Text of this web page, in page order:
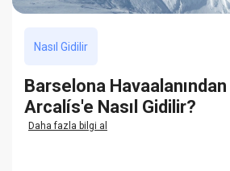
Nasıl Gidilir
Barselona
Arcalís'e Nasıl Gidilir?
Daha fazla bilgi al